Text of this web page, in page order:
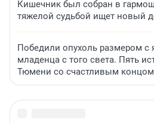
Кишечник был собран в
тяжелой судьбой ищет новый
Победили опухоль размером
младенца с того света. Пять
Тюмени со счастливым концом